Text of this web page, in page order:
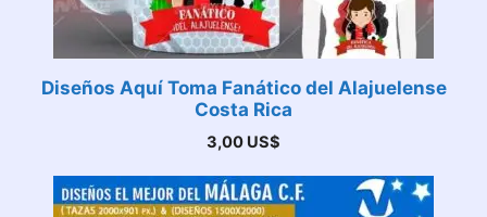
Diseños Aquí Toma Fanático del Alajuelense
Costa Rica
3,00 US$